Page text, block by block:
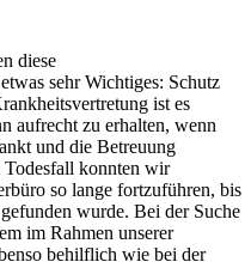
diese
sehr Wichtiges: Schutz
ist es
aufrecht zu erhalten, wenn
und die Betreuung
Todesfall konnten wir
so lange fortzuführen, bis
wurde. Bei der Suche
im Rahmen unserer
behilflich wie bei der